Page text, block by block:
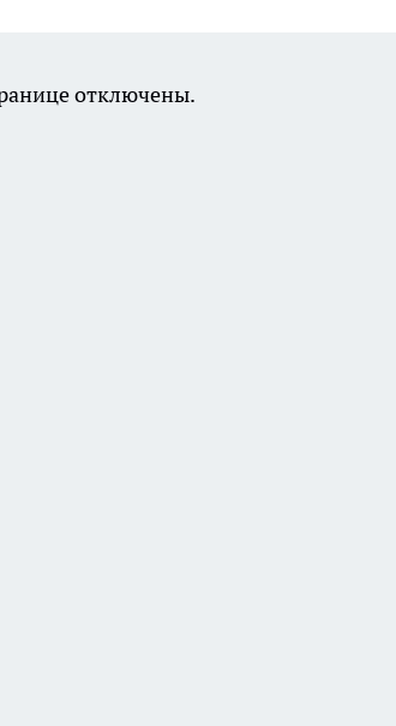
отключены.